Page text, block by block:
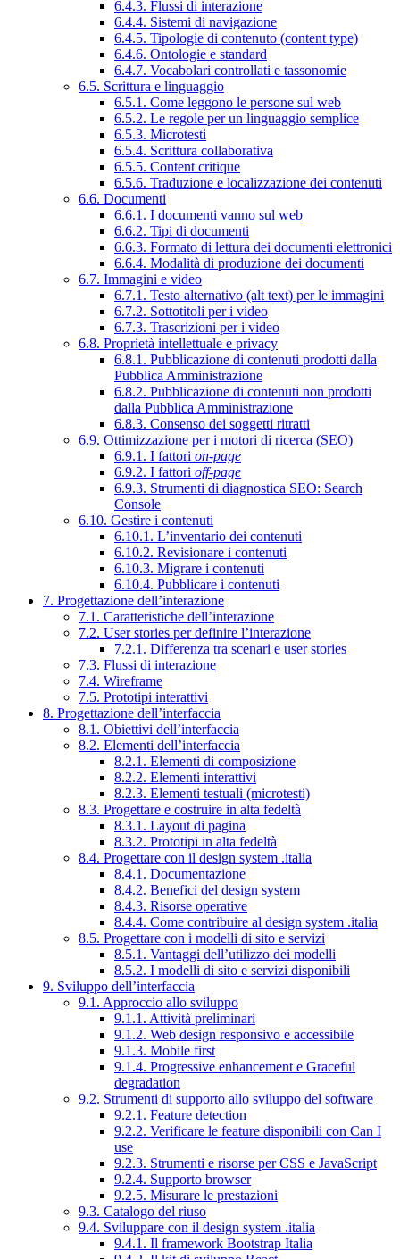
6.4.3. Flussi di interazione
6.4.4. Sistemi di navigazione
6.4.5. Tipologie di contenuto (content type)
6.4.6. Ontologie e standard
6.4.7. Vocabolari controllati e tassonomie
6.5. Scrittura e linguaggio
6.5.1. Come leggono le persone sul web
6.5.2. Le regole per un linguaggio semplice
6.5.3. Microtesti
6.5.4. Scrittura collaborativa
6.5.5. Content critique
6.5.6. Traduzione e localizzazione dei contenuti
6.6. Documenti
6.6.1. I documenti vanno sul web
6.6.2. Tipi di documenti
6.6.3. Formato di lettura dei documenti elettronici
6.6.4. Modalità di produzione dei documenti
6.7. Immagini e video
6.7.1. Testo alternativo (alt text) per le immagini
6.7.2. Sottotitoli per i video
6.7.3. Trascrizioni per i video
6.8. Proprietà intellettuale e privacy
6.8.1. Pubblicazione di contenuti prodotti dalla
Pubblica Amministrazione
6.8.2. Pubblicazione di contenuti non prodotti
dalla Pubblica Amministrazione
6.8.3. Consenso dei soggetti ritratti
6.9. Ottimizzazione per i motori di ricerca (SEO)
6.9.1. I fattori on-page
6.9.2. I fattori off-page
6.9.3. Strumenti di diagnostica SEO: Search
Console
6.10. Gestire i contenuti
6.10.1. L’inventario dei contenuti
6.10.2. Revisionare i contenuti
6.10.3. Migrare i contenuti
6.10.4. Pubblicare i contenuti
7. Progettazione dell’interazione
7.1. Caratteristiche dell’interazione
7.2. User stories per definire l’interazione
7.2.1. Differenza tra scenari e user stories
7.3. Flussi di interazione
7.4. Wireframe
7.5. Prototipi interattivi
8. Progettazione dell’interfaccia
8.1. Obiettivi dell’interfaccia
8.2. Elementi dell’interfaccia
8.2.1. Elementi di composizione
8.2.2. Elementi interattivi
8.2.3. Elementi testuali (microtesti)
8.3. Progettare e costruire in alta fedeltà
8.3.1. Layout di pagina
8.3.2. Prototipi in alta fedeltà
8.4. Progettare con il design system .italia
8.4.1. Documentazione
8.4.2. Benefici del design system
8.4.3. Risorse operative
8.4.4. Come contribuire al design system .italia
8.5. Progettare con i modelli di sito e servizi
8.5.1. Vantaggi dell’utilizzo dei modelli
8.5.2. I modelli di sito e servizi disponibili
9. Sviluppo dell’interfaccia
9.1. Approccio allo sviluppo
9.1.1. Attività preliminari
9.1.2. Web design responsivo e accessibile
9.1.3. Mobile first
9.1.4. Progressive enhancement e Graceful
degradation
9.2. Strumenti di supporto allo sviluppo del software
9.2.1. Feature detection
9.2.2. Verificare le feature disponibili con Can I
use
9.2.3. Strumenti e risorse per CSS e JavaScript
9.2.4. Supporto browser
9.2.5. Misurare le prestazioni
9.3. Catalogo del riuso
9.4. Sviluppare con il design system .italia
9.4.1. Il framework Bootstrap Italia